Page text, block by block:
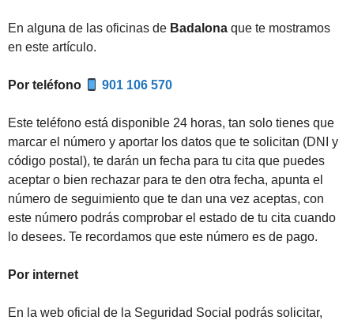
En alguna de las oficinas de Badalona que te mostramos
en este artículo.
Por teléfono 901 106 570
Este teléfono está disponible 24 horas, tan solo tienes que
marcar el número y aportar los datos que te solicitan (DNI y
código postal), te darán un fecha para tu cita que puedes
aceptar o bien rechazar para te den otra fecha, apunta el
número de seguimiento que te dan una vez aceptas, con
este número podrás comprobar el estado de tu cita cuando
lo desees. Te recordamos que este número es de pago.
Por internet
En la web oficial de la Seguridad Social podrás solicitar,